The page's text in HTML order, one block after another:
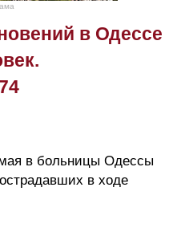
в Одессе
в больницы Одессы
в ходе